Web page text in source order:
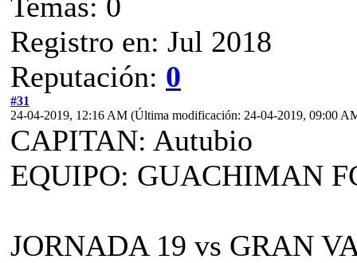
Registro en: Jul 2018
Reputación: 0
#31
24-04-2019, 12:16 AM (Última modificación: 24-04-2019, 09:00
CAPITAN: Autubio
EQUIPO: GUACHIMAN
JORNADA 19 vs GRAN